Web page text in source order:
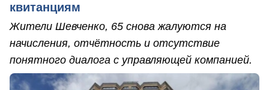
квитанциям
Жители Шевченко, 65 снова жалуются на
начисления, отчётность и отсутствие
понятного диалога с управляющей компанией.